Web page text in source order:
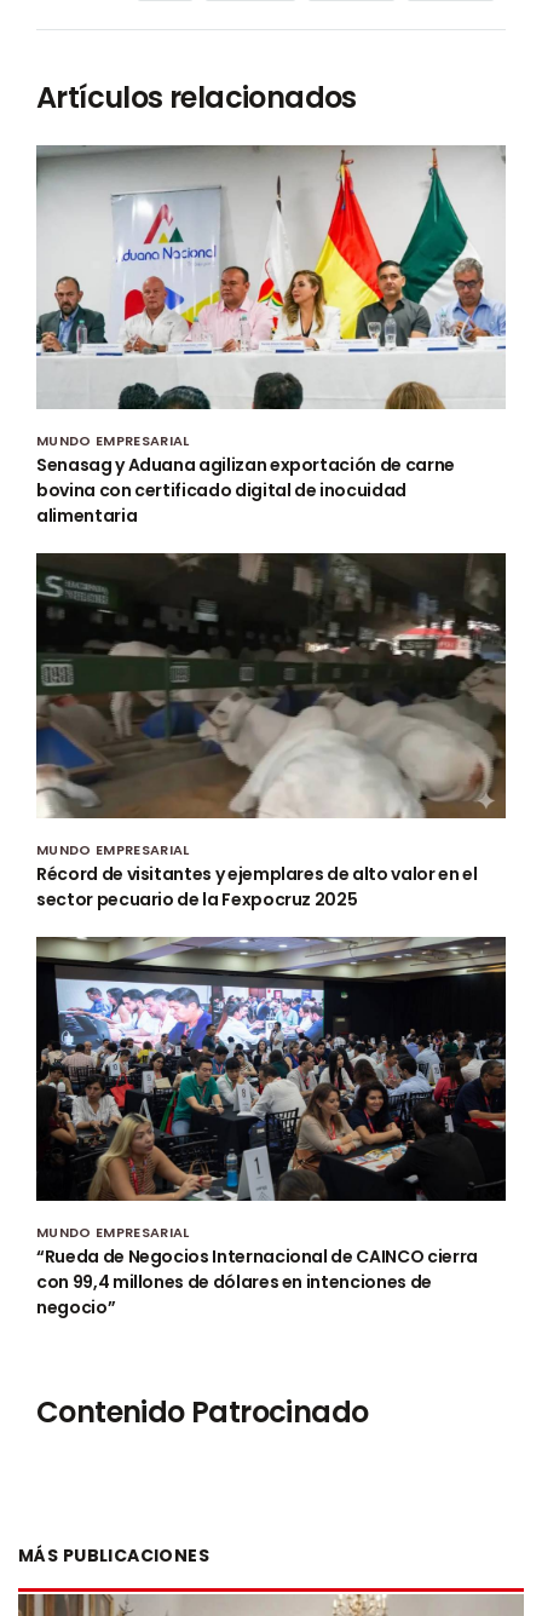
Artículos relacionados
MUNDO EMPRESARIAL
Senasag y Aduana agilizan exportación de carne
bovina con certificado digital de inocuidad
alimentaria
MUNDO EMPRESARIAL
Récord de visitantes y ejemplares de alto valor en el
sector pecuario de la Fexpocruz 2025
MUNDO EMPRESARIAL
“Rueda de Negocios Internacional de CAINCO cierra
con 99,4 millones de dólares en intenciones de
negocio”
Contenido Patrocinado
MÁS PUBLICACIONES